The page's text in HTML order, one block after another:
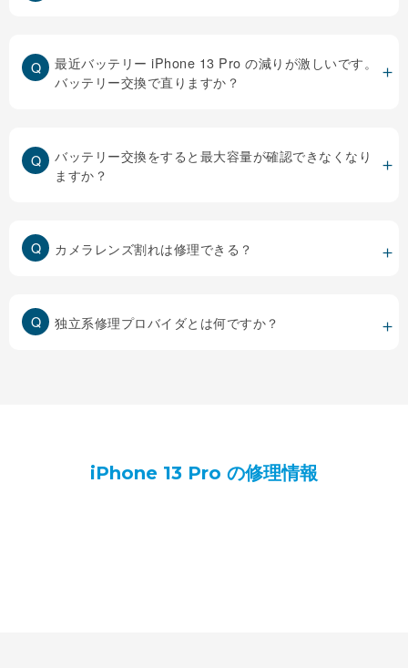
最近バッテリー iPhone 13 Pro の減りが激しいです。
バッテリー交換で直りますか？
バッテリー交換をすると最大容量が確認できなくなり
ますか？
カメラレンズ割れは修理できる？
独立系修理プロバイダとは何ですか？
iPhone 13 Pro の修理情報